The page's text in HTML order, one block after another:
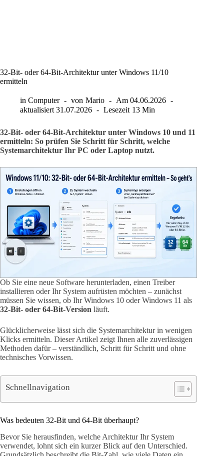
32-Bit- oder 64-Bit-Architektur unter Windows 11/10
ermitteln
in Computer von Mario Am 04.06.2026
aktualisiert 31.07.2026 Lesezeit 13 Min
32-Bit- oder 64-Bit-Architektur unter Windows 10 und 11
ermitteln: So prüfen Sie Schritt für Schritt, welche
Systemarchitektur Ihr PC oder Laptop nutzt.
Ob Sie eine neue Software herunterladen, einen Treiber
installieren oder Ihr System aufrüsten möchten – zunächst
müssen Sie wissen, ob Ihr Windows 10 oder Windows 11 als
32-Bit- oder 64-Bit-Version läuft.
Glücklicherweise lässt sich die Systemarchitektur in wenigen
Klicks ermitteln. Dieser Artikel zeigt Ihnen alle zuverlässigen
Methoden dafür – verständlich, Schritt für Schritt und ohne
technisches Vorwissen.
Schnellnavigation
Was bedeuten 32-Bit und 64-Bit überhaupt?
Bevor Sie herausfinden, welche Architektur Ihr System
verwendet, lohnt sich ein kurzer Blick auf den Unterschied.